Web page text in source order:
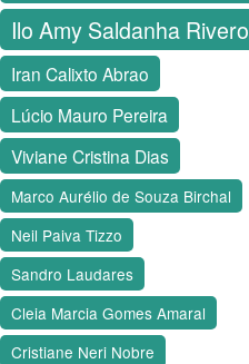
Ilo Amy Saldanha Rivero
Iran Calixto Abrao
Lúcio Mauro Pereira
Viviane Cristina Dias
Marco Aurélio de Souza Birchal
Neil Paiva Tizzo
Sandro Laudares
Cleia Marcia Gomes Amaral
Cristiane Neri Nobre